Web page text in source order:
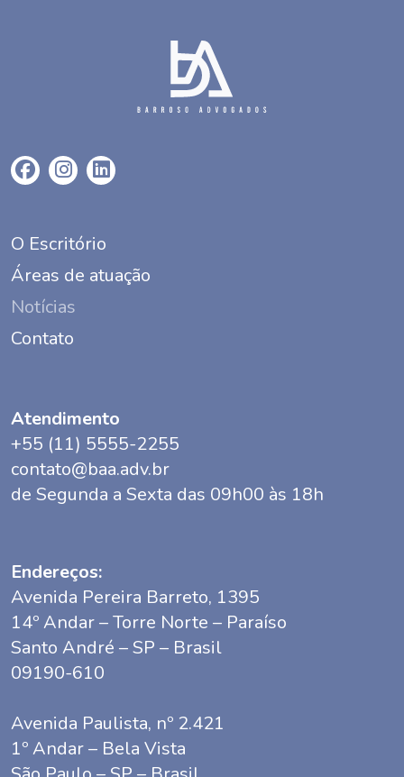
O Escritório
Áreas de atuação
Notícias
Contato
Atendimento
+55 (11) 5555-2255
contato@baa.adv.br
de Segunda a Sexta das 09h00 às 18h
Endereços:
Avenida Pereira Barreto, 1395
14º Andar – Torre Norte – Paraíso
Santo André – SP – Brasil
09190-610
Avenida Paulista, nº 2.421
1º Andar – Bela Vista